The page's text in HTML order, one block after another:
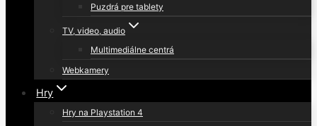
Puzdrá pre tablety
TV, video, audio
Multimediálne centrá
Webkamery
Hry
Hry na Playstation 4